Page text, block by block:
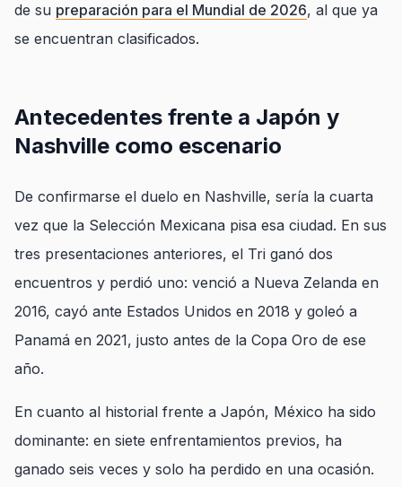
de su preparación para el Mundial de 2026, al que ya
se encuentran clasificados.
Antecedentes frente a Japón y
Nashville como escenario
De confirmarse el duelo en Nashville, sería la cuarta
vez que la Selección Mexicana pisa esa ciudad. En sus
tres presentaciones anteriores, el Tri ganó dos
encuentros y perdió uno: venció a Nueva Zelanda en
2016, cayó ante Estados Unidos en 2018 y goleó a
Panamá en 2021, justo antes de la Copa Oro de ese
año.
En cuanto al historial frente a Japón, México ha sido
dominante: en siete enfrentamientos previos, ha
ganado seis veces y solo ha perdido en una ocasión.